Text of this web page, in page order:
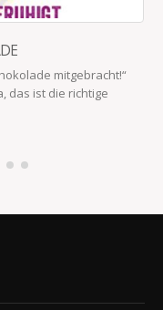
mitgebracht!“
das ist die richtige